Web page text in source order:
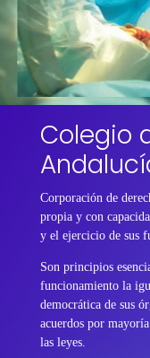
Colegio
Corporación de
propia y con
y el ejercicio de sus
Son principios
funcionamiento la
democrática de sus
acuerdos por
las leyes.